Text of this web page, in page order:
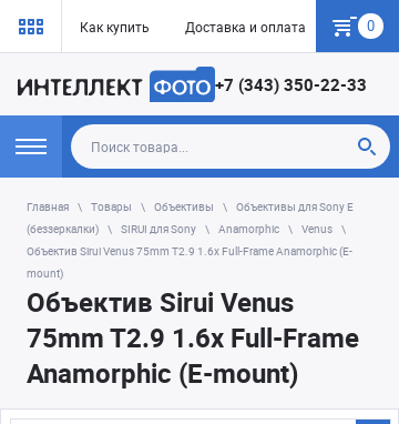
Как купить Доставка и оплата Гарантия
0
+7 (343) 350-22-33
Главная Товары Объективы
Объективы для Sony E
(беззеркалки)
SIRUI для Sony Anamorphic
Venus
Объектив Sirui Venus 75mm T2.9 1.6x Full-Frame Anamorphic (E-
mount)
Объектив Sirui Venus
75mm T2.9 1.6x Full-Frame
Anamorphic (E-mount)